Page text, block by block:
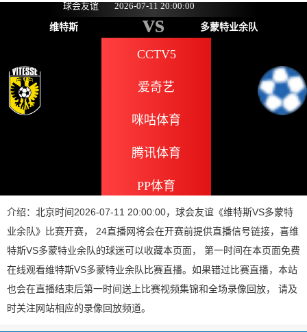
球会友谊 2026-07-11 20:00:00
维特斯 vs 多蒙特业余队
CCTV5
爱奇艺
咪咕体育
腾讯体育
PP体育
介绍：北京时间2026-07-11 20:00:00，球会友谊《维特斯VS多蒙特
业余队》比赛开赛， 24直播网将会在开赛前提供直播信号链接，喜维
特斯VS多蒙特业余队的球迷可以收藏本页面， 第一时间在本页面免费
在线观看维特斯VS多蒙特业余队比赛直播。如果错过比赛直播，本站
也会在直播结束后第一时间送上比赛视频集锦和全场录像回放， 请及
时关注网站相应的录像回放频道。